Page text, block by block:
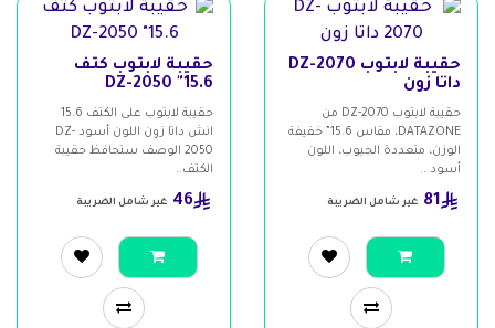
حقيبة لابتوب DZ-2070
داتا زون
حقيبة لابتوب DZ-2070 من
DATAZONE، مقاس 15.6” خفيفة
الوزن، متعددة الجيوب، اللون
أسود ..
81 غير شامل الضريبة
حقيبة لابتوب كتف
15.6" DZ-2050
حقيبة لابتوب على الكتف 15.6
انش داتا زون اللون أسود DZ-
2050 الوصف ستحافظ حقيبة
الكتف..
46 غير شامل الضريبة